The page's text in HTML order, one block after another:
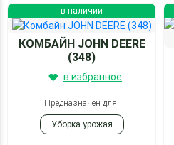
в наличии
КОМБАЙН JOHN DEERE
(348)
в избранное
Предназначен для:
Уборка урожая